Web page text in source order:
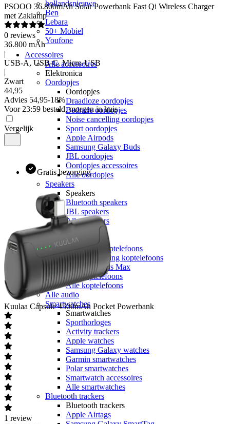
hollandsnieuwe
Ben
Lebara
50+ Mobiel
Youfone
Accessoires
Alle accessoires
Elektronica
Oordopjes
Oordopjes
Draadloze oordopjes
Bedrade oordopjes
Noise cancelling oordopjes
Sport oordopjes
Apple Airpods
Samsung Galaxy Buds
JBL oordopjes
Oordopjes accessoires
Alle oordopjes
Speakers
Speakers
Bluetooth speakers
JBL speakers
Alle speakers
Koptelefoons
Koptelefoons
Draadloze koptelefoons
Noise cancelling koptelefoons
Apple Airpods Max
JBL koptelefoons
Alle koptelefoons
Alle audio
Smartwatches
Smartwatches
Sporthorloges
Activity trackers
Apple watches
Samsung Galaxy watches
Garmin smartwatches
Polar smartwatches
Smartwatch accessoires
Alle smartwatches
Bluetooth trackers
Bluetooth trackers
Apple Airtags
PSOOO 36.800mAh Solar Powerbank Fast Qi Wireless Charger
met Zaklamp
0 reviews
36.800 mAh
|
USB-A, USB-C, Micro-USB
|
Zwart
44,95
Advies 54,95-18%
Voor 23:59 besteld, morgen in huis
Vergelijk
Gratis bezorging
Kuulaa Capsule 4500mAh Pocket Powerbank
1 review